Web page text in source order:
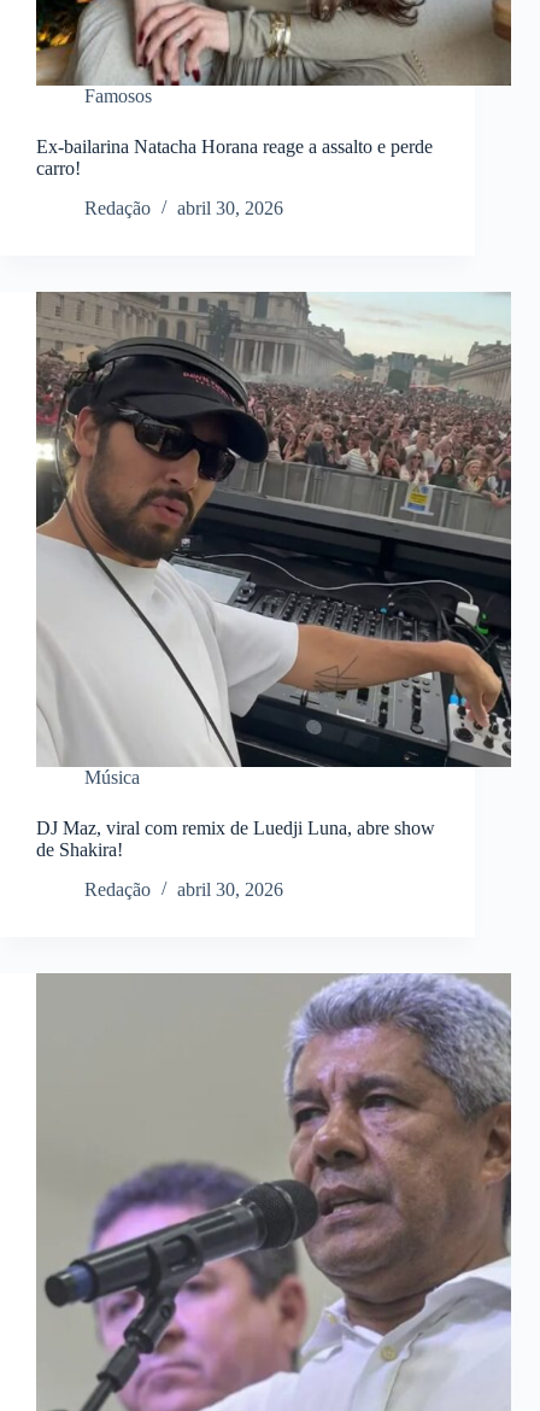
Famosos
Ex-bailarina Natacha Horana reage a assalto e perde
carro!
Redação
abril 30, 2026
Música
DJ Maz, viral com remix de Luedji Luna, abre show
de Shakira!
Redação
abril 30, 2026